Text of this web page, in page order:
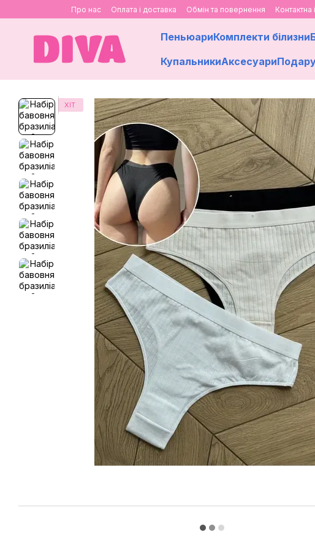
Перейти до основного контенту
Про нас Оплата і доставка Обмін та повернення Контактна
ПеньюариКомплекти білизни
КупальникиАксесуари
ХІТ